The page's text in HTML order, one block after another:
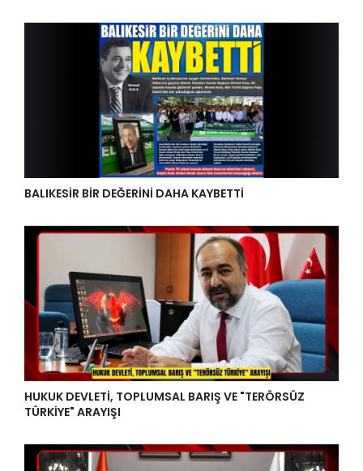
BALIKESİR BİR DEĞERİNİ DAHA KAYBETTİ
HUKUK DEVLETİ, TOPLUMSAL BARIŞ VE "TERÖRSÜZ
TÜRKİYE" ARAYIŞI